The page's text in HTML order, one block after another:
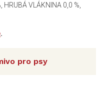
HRUBÁ VLÁKNINA 0,0 %,
.
pro psy